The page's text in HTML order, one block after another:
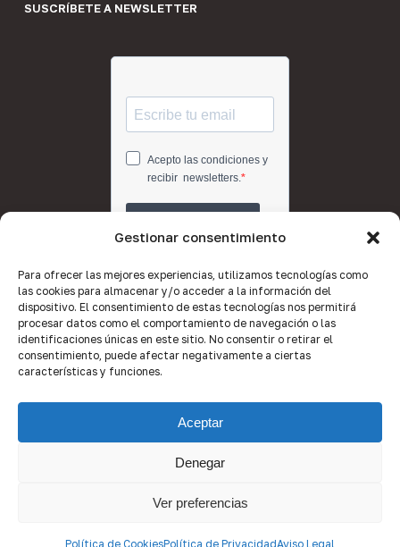
Gestionar consentimiento
Para ofrecer las mejores experiencias, utilizamos tecnologías como
las cookies para almacenar y/o acceder a la información del
dispositivo. El consentimiento de estas tecnologías nos permitirá
procesar datos como el comportamiento de navegación o las
identificaciones únicas en este sitio. No consentir o retirar el
consentimiento, puede afectar negativamente a ciertas
características y funciones.
Aceptar
Denegar
Ver preferencias
Política de CookiesPolítica de PrivacidadAviso Legal
SUSCRÍBETE A NEWSLETTER
© 2026 Quality Brokers Valencia.
facebook
linkedinyoutubeinstagram